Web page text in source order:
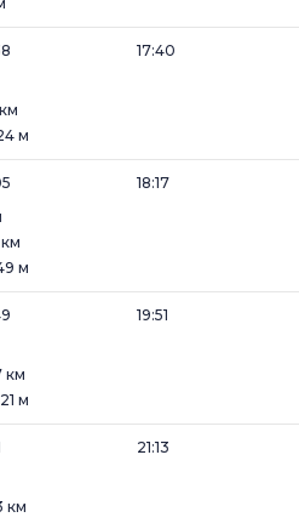
17:40
м
18:17
м
19:51
км
м
21:13
км